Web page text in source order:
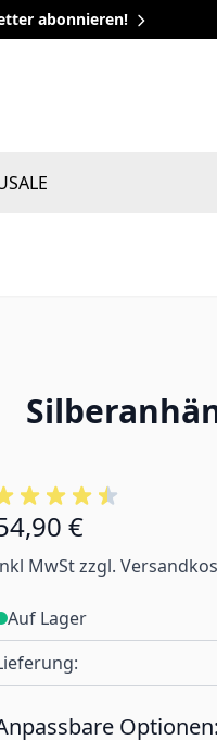
abonnieren!
SALE
€
MwSt zzgl.
Auf Lager
Optionen: